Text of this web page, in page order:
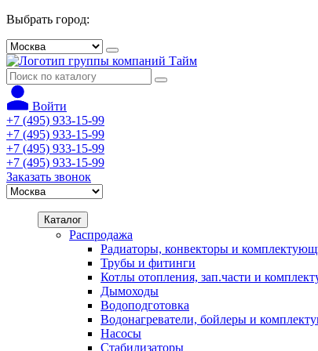
Выбрать город:
Войти
+7 (495) 933-15-99
+7 (495) 933-15-99
+7 (495) 933-15-99
+7 (495) 933-15-99
Заказать звонок
Каталог
Распродажа
Радиаторы, конвекторы и
Трубы и фитинги
Котлы отопления, зап.части и
Дымоходы
Водоподготовка
Водонагреватели, бойлеры и
Насосы
Стабилизаторы